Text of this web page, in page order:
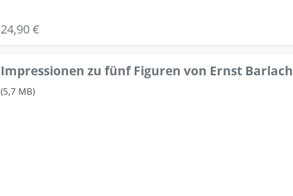
24,90 €
Impressionen zu fünf Figuren von Ernst Barlach
(5,7 MB)